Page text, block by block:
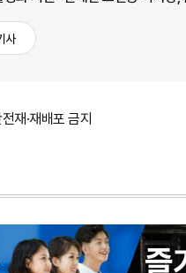
사
재·재배포 금지